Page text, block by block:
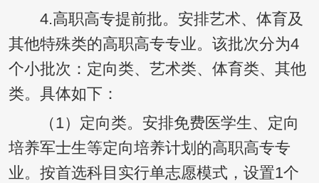
4.高职高专提前批。安排艺术、体育及
其他特殊类的高职高专专业。该批次分为4
个小批次：定向类、艺术类、体育类、其他
类。具体如下：
（1）定向类。安排免费医学生、定向
培养军士生等定向培养计划的高职高专专
业。按首选科目实行单志愿模式，设置1个